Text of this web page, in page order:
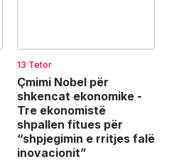
13 Tetor
Çmimi Nobel për
shkencat ekonomike -
Tre ekonomistë
shpallen fitues për
“shpjegimin e rritjes falë
inovacionit”